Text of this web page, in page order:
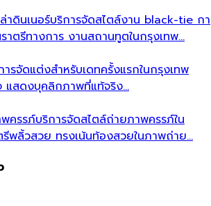
าดินเนอร์บริการจัดสไตล์งาน black-tie กา
าตรีทางการ งานสถานทูตในกรุงเทพ…
ารจัดแต่งสำหรับเดทครั้งแรกในกรุงเทพ
แสดงบุคลิกภาพที่แท้จริง…
ครรภ์บริการจัดสไตล์ถ่ายภาพครรภ์ใน
พลิ้วสวย ทรงเน้นท้องสวยในภาพถ่าย…